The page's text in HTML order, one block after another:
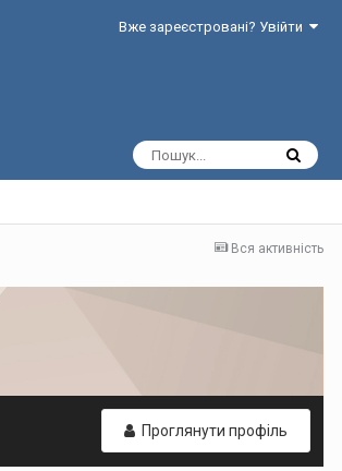
Вже зареєстровані? Увійти
Вся активність
Проглянути профіль